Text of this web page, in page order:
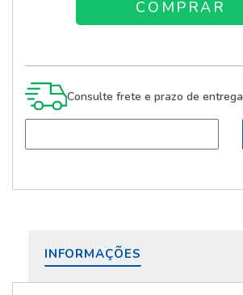
Consulte frete e prazo de entrega
INFORMAÇÕES